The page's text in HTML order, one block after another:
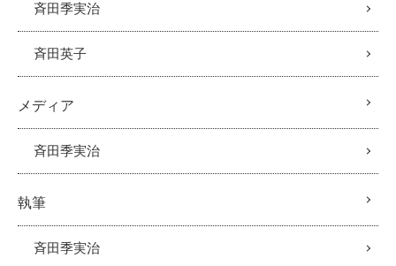
斉田季実治
斉田英子
メディア
斉田季実治
執筆
斉田季実治